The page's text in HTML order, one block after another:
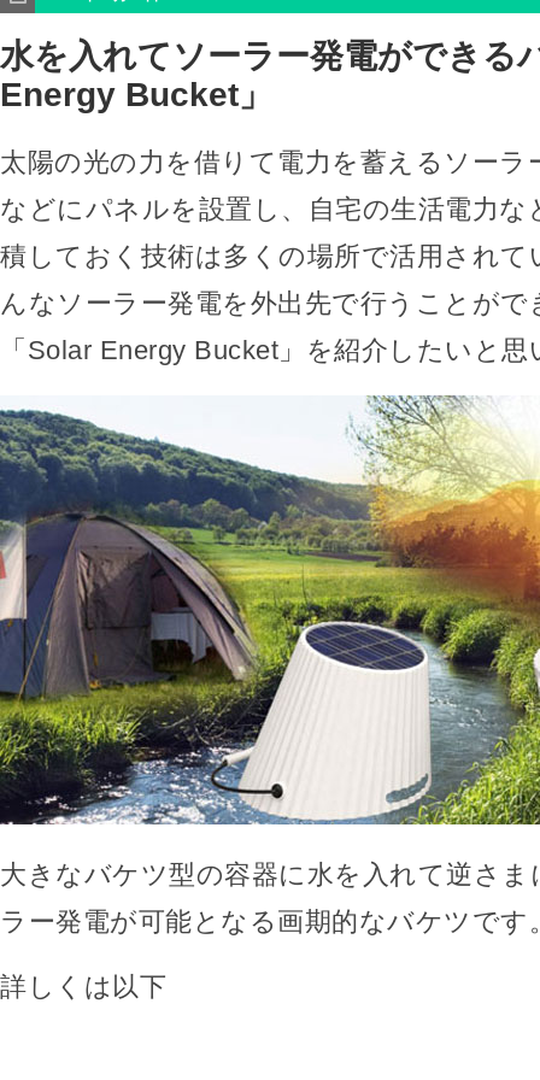
水を入れてソーラー発電ができる
Energy Bucket」
太陽の光の力を借りて電力を蓄えるソーラ
などにパネルを設置し、自宅の生活電力な
積しておく技術は多くの場所で活用されて
んなソーラー発電を外出先で行うことが
「Solar Energy Bucket」を紹介したいと思
大きなバケツ型の容器に水を入れて逆さ
ラー発電が可能となる画期的なバケツです
詳しくは以下